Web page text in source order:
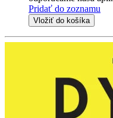
Pridať do zoznamu
Vložiť do košíka